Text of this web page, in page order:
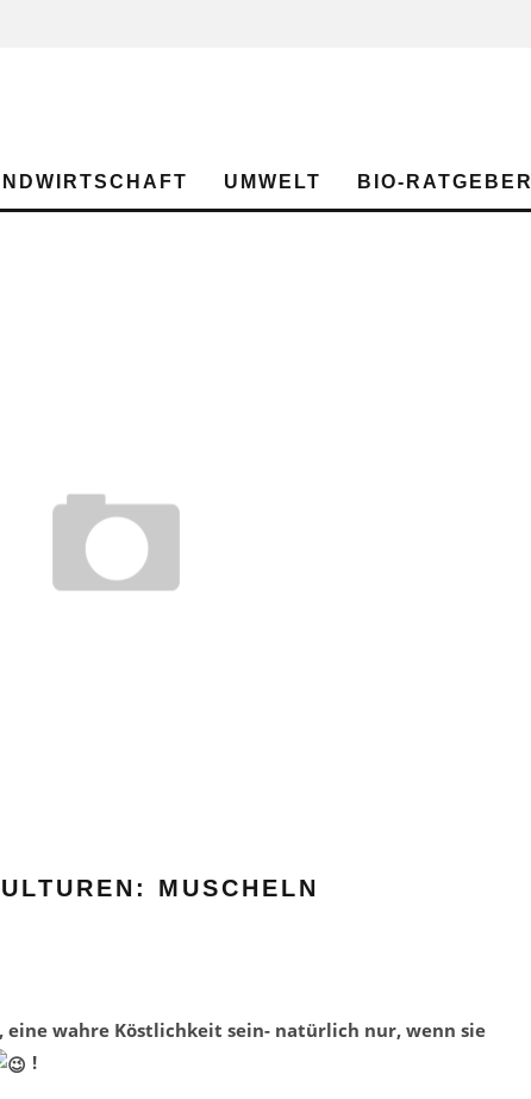
UMWELT BIO-RATGEBER
MUSCHELN
wahre Köstlichkeit sein- natürlich nur, wenn sie
!